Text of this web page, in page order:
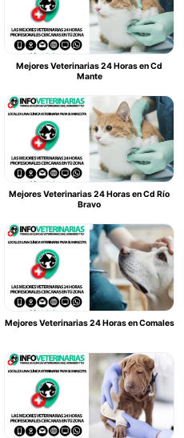
Mejores Veterinarias 24 Horas en Cd
Mante
Mejores Veterinarias 24 Horas en Cd Río
Bravo
Mejores Veterinarias 24 Horas en Comales